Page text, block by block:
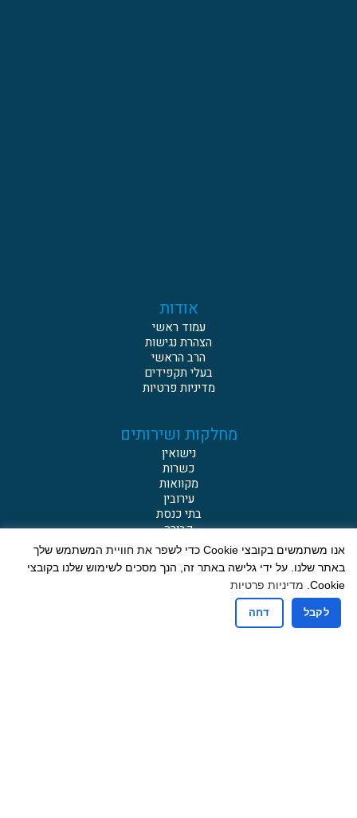
אודות
עמוד ראשי
הצהרת נגישות
הרב הראשי
בעלי תקפידים
מדיניות פרטיות
מחלקות ושירותים
נישואין
כשרות
מקוואות
עירובין
בתי כנסת
קבורה
תרבות תורנית
אנו משתמשים בקובצי Cookie כדי לשפר את חוויית המשתמש שלך
באתר שלנו. על ידי גלישה באתר זה, הנך מסכים לשימוש שלנו בקובצי
Cookie. מדיניות פרטיות
לקבל דחה